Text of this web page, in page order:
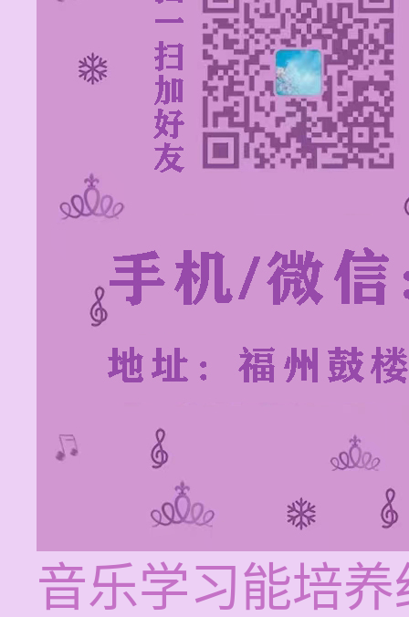
音乐学习能培